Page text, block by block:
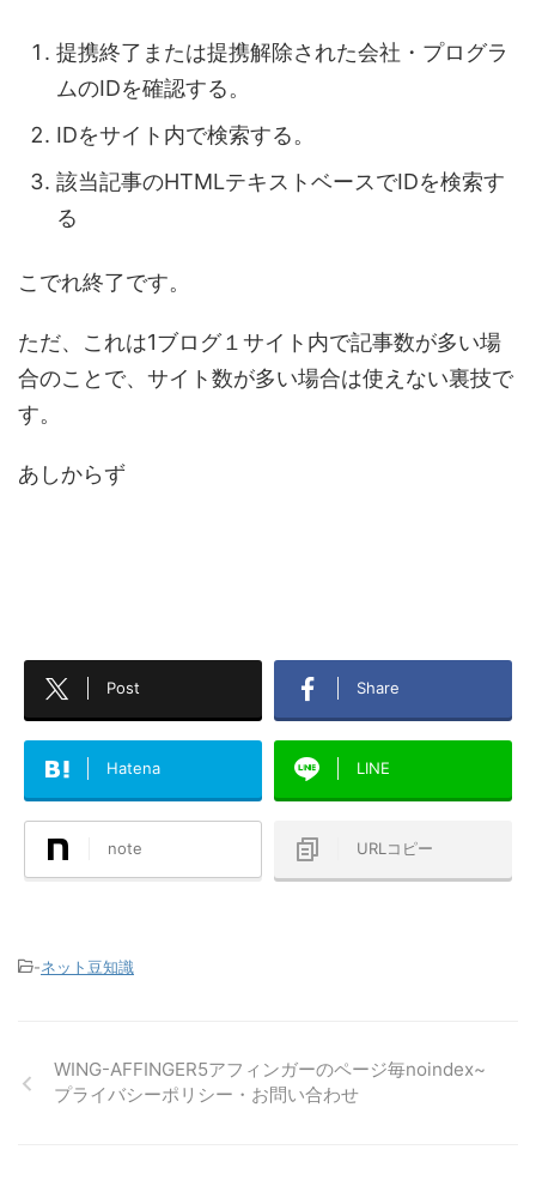
提携終了または提携解除された会社・プログラ
ムのIDを確認する。
IDをサイト内で検索する。
該当記事のHTMLテキストベースでIDを検索す
る
こでれ終了です。
ただ、これは1ブログ１サイト内で記事数が多い場
合のことで、サイト数が多い場合は使えない裏技で
す。
あしからず
Post Share
Hatena LINE
note URLコピー
-ネット豆知識
WING-AFFINGER5アフィンガーのページ毎noindex~
プライバシーポリシー・お問い合わせ